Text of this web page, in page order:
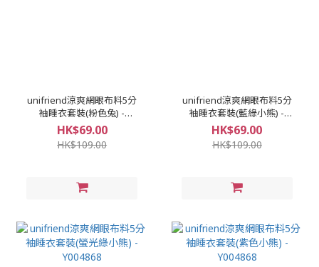
unifriend涼爽網眼布料5分
袖睡衣套裝(粉色兔) -
Y004868
HK$69.00
HK$109.00
unifriend涼爽網眼布料5分
袖睡衣套裝(藍綠小熊) -
Y004868
HK$69.00
HK$109.00